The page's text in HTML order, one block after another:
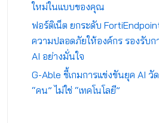
ใหม่ในแบบของคุณ
ฟอร์ติเน็ต ยกระดับ
ความปลอดภัยให้องค์กร รองรับก
AI อย่างมั่นใจ
G-Able ชี้เกมการแข่งขันยุค AI วั
“คน” ไม่ใช่ “เทคโนโลยี”